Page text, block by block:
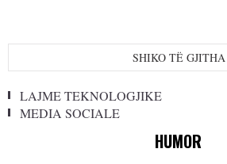
SHIKO TË GJITHA
LAJME TEKNOLOGJIKE
MEDIA SOCIALE
HUMOR